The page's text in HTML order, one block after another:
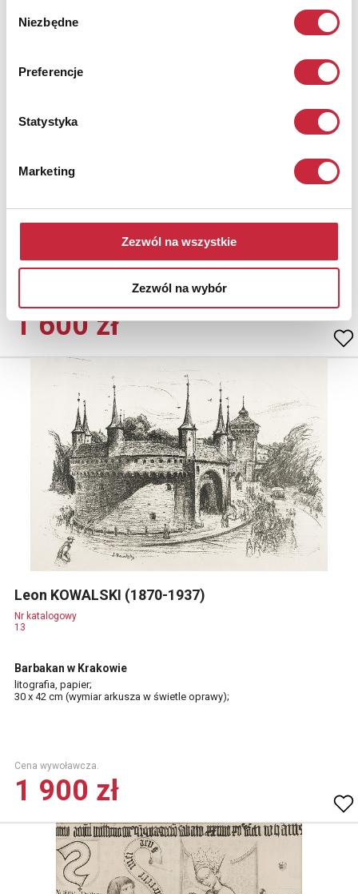
zgody
Niezbędne
Preferencje
Statystyka
Marketing
Zezwól na wszystkie
Zezwól na wybór
Jan WOJNARSKI (1879-1937)
1 600 zł
Leon KOWALSKI (1870-1937)
Nr katalogowy
13
Barbakan w Krakowie
litografia, papier;
30 x 42 cm (wymiar arkusza w świetle oprawy);
Cena wywoławcza.
1 900 zł